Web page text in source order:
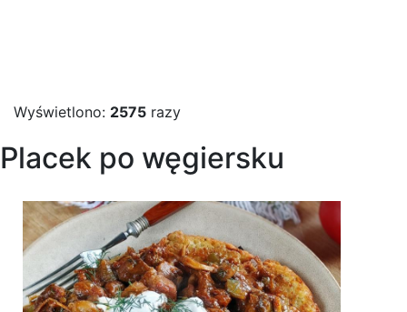
Wyświetlono: 2575 razy
Placek po węgiersku